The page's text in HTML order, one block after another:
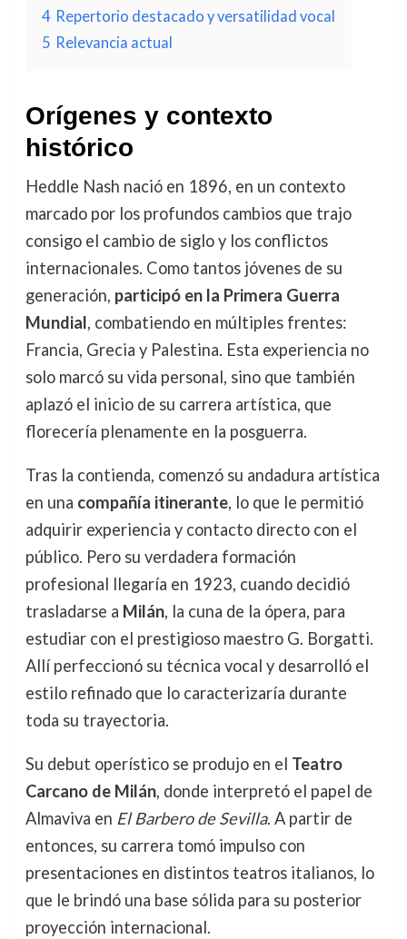
4 Repertorio destacado y versatilidad vocal
5 Relevancia actual
Orígenes y contexto
histórico
Heddle Nash nació en 1896, en un contexto
marcado por los profundos cambios que trajo
consigo el cambio de siglo y los conflictos
internacionales. Como tantos jóvenes de su
generación, participó en la Primera Guerra
Mundial, combatiendo en múltiples frentes:
Francia, Grecia y Palestina. Esta experiencia no
solo marcó su vida personal, sino que también
aplazó el inicio de su carrera artística, que
florecería plenamente en la posguerra.
Tras la contienda, comenzó su andadura artística
en una compañía itinerante, lo que le permitió
adquirir experiencia y contacto directo con el
público. Pero su verdadera formación
profesional llegaría en 1923, cuando decidió
trasladarse a Milán, la cuna de la ópera, para
estudiar con el prestigioso maestro G. Borgatti.
Allí perfeccionó su técnica vocal y desarrolló el
estilo refinado que lo caracterizaría durante
toda su trayectoria.
Su debut operístico se produjo en el Teatro
Carcano de Milán, donde interpretó el papel de
Almaviva en El Barbero de Sevilla. A partir de
entonces, su carrera tomó impulso con
presentaciones en distintos teatros italianos, lo
que le brindó una base sólida para su posterior
proyección internacional.